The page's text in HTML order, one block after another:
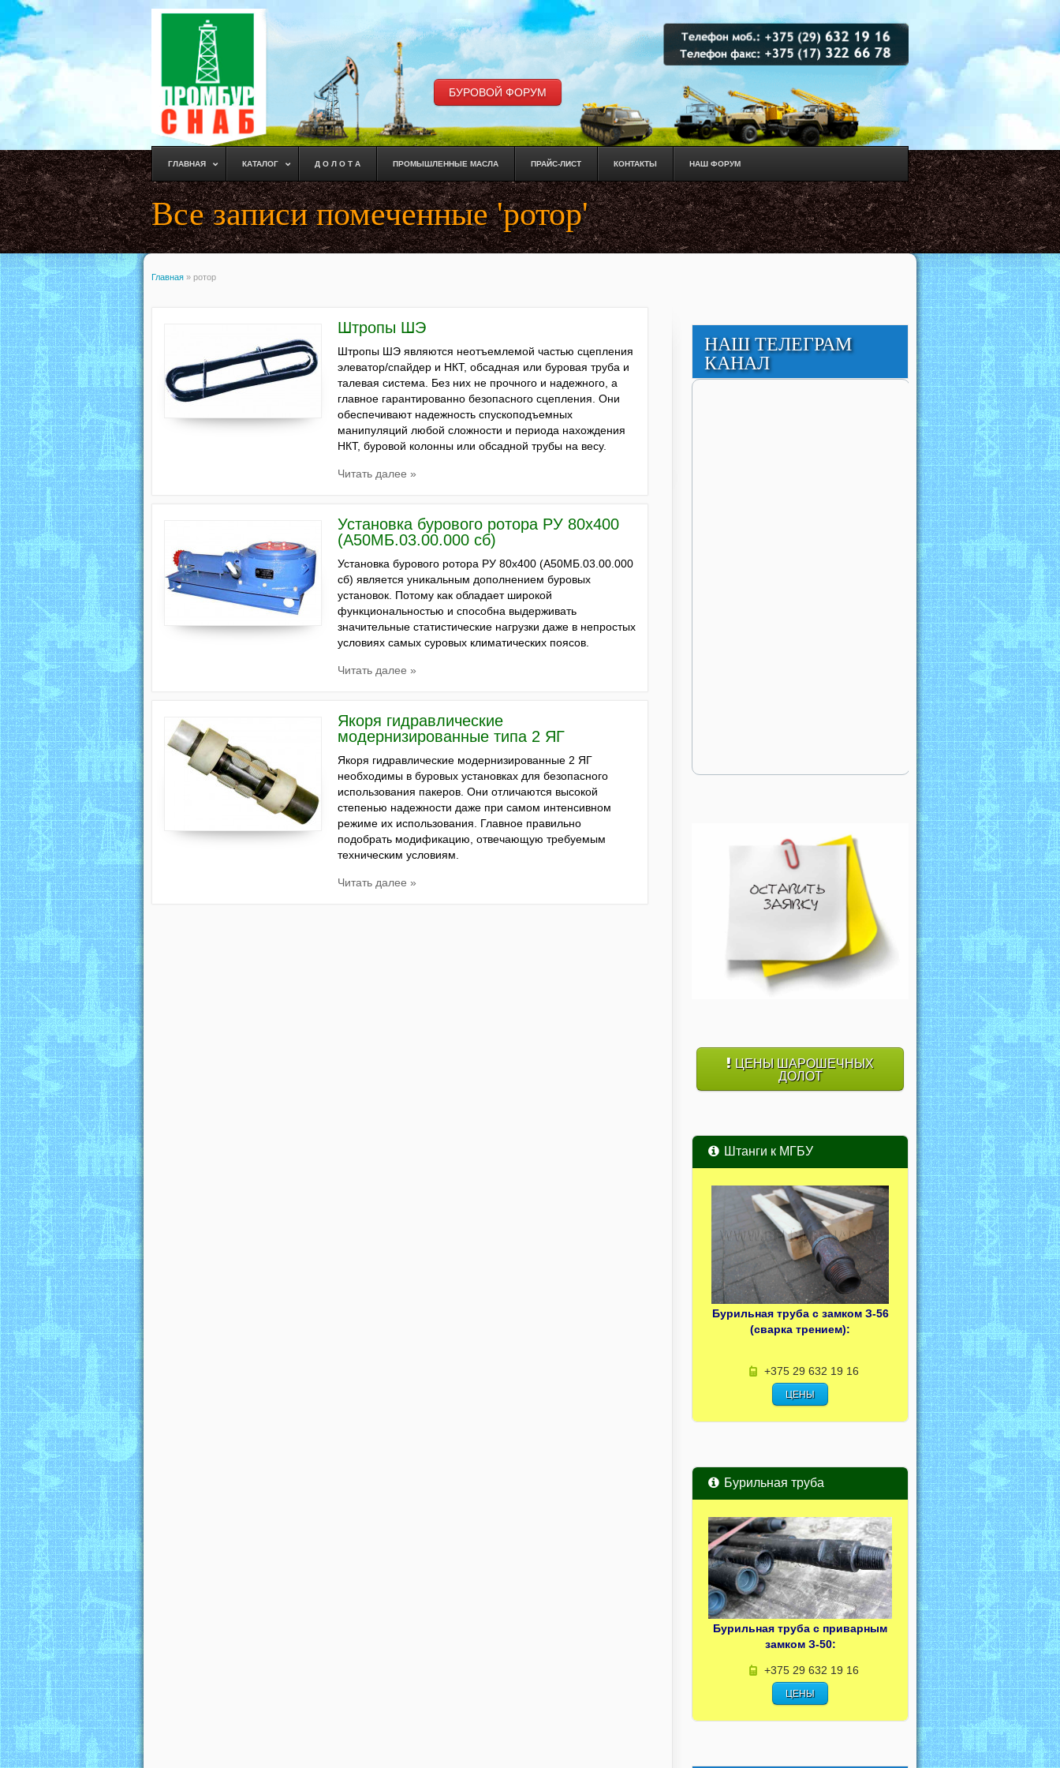
БУРОВОЙ ФОРУМ
ГЛАВНАЯ КАТАЛОГ Д О Л О Т А ПРОМЫШЛЕННЫЕ МАСЛА ПРАЙС-ЛИСТ КОНТАКТЫ НАШ ФОРУМ
Все записи помеченные 'ротор'
Главная » ротор
Штропы ШЭ
Штропы ШЭ являются неотъемлемой частью сцепления
элеватор/спайдер и НКТ, обсадная или буровая труба и
талевая система. Без них не прочного и надежного, а
главное гарантированно безопасного сцепления. Они
обеспечивают надежность спускоподъемных
манипуляций любой сложности и периода нахождения
НКТ, буровой колонны или обсадной трубы на весу.
Читать далее »
Установка бурового ротора РУ 80х400
(А50МБ.03.00.000 сб)
Установка бурового ротора РУ 80х400 (А50МБ.03.00.000
сб) является уникальным дополнением буровых
установок. Потому как обладает широкой
функциональностью и способна выдерживать
значительные статистические нагрузки даже в непростых
условиях самых суровых климатических поясов.
Читать далее »
Якоря гидравлические
модернизированные типа 2 ЯГ
Якоря гидравлические модернизированные 2 ЯГ
необходимы в буровых установках для безопасного
использования пакеров. Они отличаются высокой
степенью надежности даже при самом интенсивном
режиме их использования. Главное правильно
подобрать модификацию, отвечающую требуемым
техническим условиям.
Читать далее »
НАШ ТЕЛЕГРАМ
КАНАЛ
ЦЕНЫ ШАРОШЕЧНЫХ
ДОЛОТ
Штанги к МГБУ
Бурильная труба с замком З-56
(сварка трением):
+375 29 632 19 16
ЦЕНЫ
Бурильная труба
Бурильная труба с приварным
замком З-50:
+375 29 632 19 16
ЦЕНЫ